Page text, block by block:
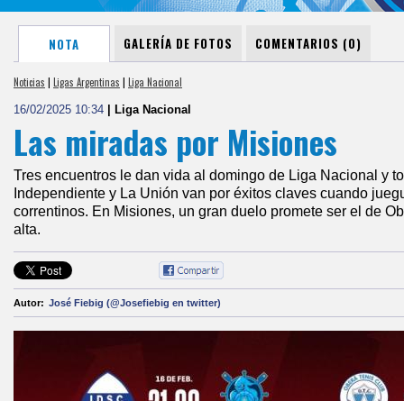
NOTA GALERÍA DE FOTOS COMENTARIOS (0)
Noticias | Ligas Argentinas | Liga Nacional
16/02/2025 10:34 | Liga Nacional
Las miradas por Misiones
Tres encuentros le dan vida al domingo de Liga Nacional y
Independiente y La Unión van por éxitos claves cuando
correntinos. En Misiones, un gran duelo promete ser el de
alta.
Autor: José Fiebig (@Josefiebig en twitter)